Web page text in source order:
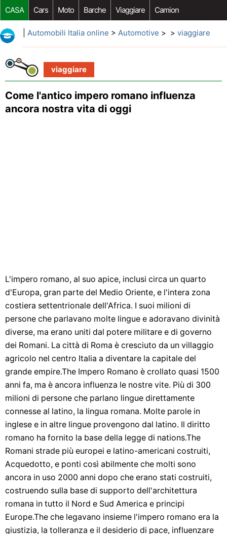
CASA Cars Moto Barche Viaggiare Camion
Riparazione Auto Acquisto Auto Car Opzioni Aftermarket
Automobili Italia online > Automotive > > viaggiare
viaggiare
Come l'antico impero romano influenza
ancora nostra vita di oggi
L'impero romano, al suo apice, inclusi circa un quarto
d'Europa, gran parte del Medio Oriente, e l'intera zona
costiera settentrionale dell'Africa. I suoi milioni di
persone che parlavano molte lingue e adoravano divinità
diverse, ma erano uniti dal potere militare e di governo
dei Romani. La città di Roma è cresciuto da un villaggio
agricolo nel centro Italia a diventare la capitale del
grande empire.The Impero Romano è crollato quasi 1500
anni fa, ma è ancora influenza le nostre vite. Più di 300
milioni di persone che parlano lingue direttamente
connesse al latino, la lingua romana. Molte parole in
inglese e in altre lingue provengono dal latino. Il diritto
romano ha fornito la base della legge di nations.The
Romani strade più europei e latino-americani costruiti,
Acquedotto, e ponti così abilmente che molti sono
ancora in uso 2000 anni dopo che erano stati costruiti,
costruendo sulla base di supporto dell'architettura
romana in tutto il Nord e Sud America e principi
Europe.The che legavano insieme l'impero romano era la
giustizia, la tolleranza e il desiderio di pace, influenzare